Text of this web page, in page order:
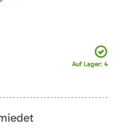
Auf Lager: 4